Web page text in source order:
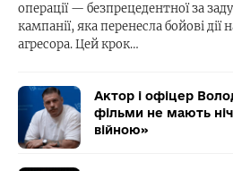
операції — безпрецедентної за
кампанії, яка перенесла бойові
агресора. Цей крок…
Актор і офіцер
фільми не мають
війною»